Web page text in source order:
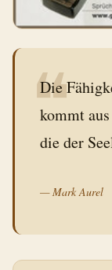
❝
Die
kommt
die der
—Mark Aurel